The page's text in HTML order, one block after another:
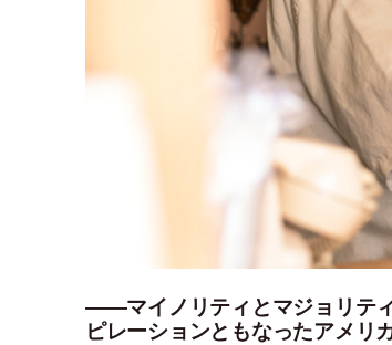
――マイノリティとマジョリテ
ピレーションともなったアメリ